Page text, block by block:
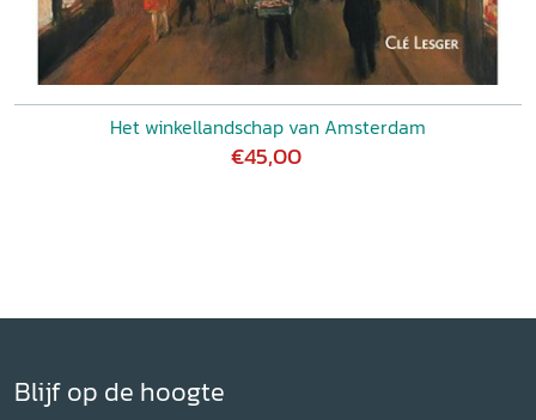
Het winkellandschap van Amsterdam
€45,00
Blijf op de hoogte